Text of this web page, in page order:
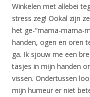
Winkelen met allebei
stress zeg! Ookal zijn
het ge-“mama-mama-
handen, ogen en oren
ga. Ik sjouw me een
tasjes in mijn handen
vissen. Ondertussen
mijn humeur er niet